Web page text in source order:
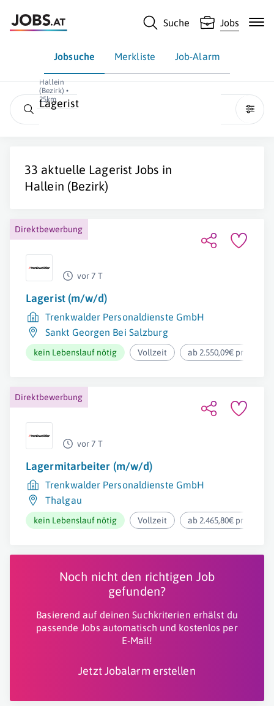
Suche Jobs
Jobsuche Merkliste Job-Alarm
Hallein
(Bezirk) •
25km
Lagerist
33 aktuelle Lagerist Jobs in
Hallein (Bezirk)
Direktbewerbung
vor 7 T
Lagerist (m/w/d)
Trenkwalder Personaldienste GmbH
Sankt Georgen Bei Salzburg
kein Lebenslauf nötig Vollzeit ab 2.550,09€ pro
Direktbewerbung
vor 7 T
Lagermitarbeiter (m/w/d)
Trenkwalder Personaldienste GmbH
Thalgau
kein Lebenslauf nötig Vollzeit ab 2.465,80€ pro
Noch nicht den richtigen Job
gefunden?
Basierend auf deinen Suchkriterien erhälst du
passende Jobs automatisch und kostenlos per
E-Mail!
Jetzt Jobalarm erstellen